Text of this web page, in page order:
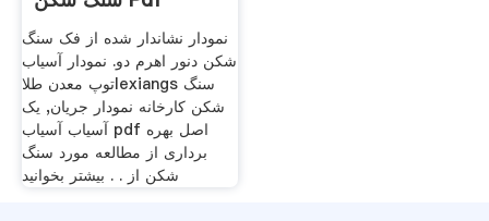
نمودار نشاندار شده از فک سنگ
شکن دنور اهرم دو. نمودار آسیاب
توپ معدن طلاlexiangs سنگ
شکن کارخانه نمودار جریان, یک
آسیاب آسیاب pdf اصل بهره
برداری از مطالعه مورد سنگ
شکن از . . بیشتر بخوانید